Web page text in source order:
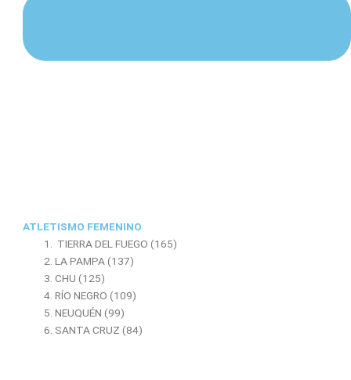
ATLETISMO FEMENINO
TIERRA DEL FUEGO (165)
LA PAMPA (137)
CHU (125)
RÍO NEGRO (109)
NEUQUÉN (99)
SANTA CRUZ (84)